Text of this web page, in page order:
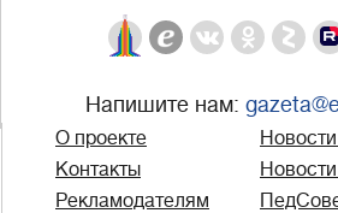
Напишите нам:
О проекте
Контакты
Рекламодателям